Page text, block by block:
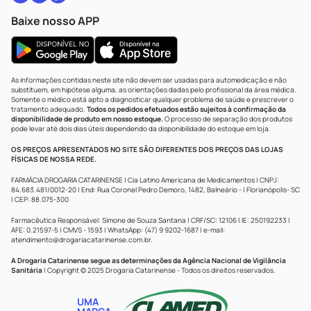
Baixe nosso APP
As informações contidas neste site não devem ser usadas para automedicação e não
substituem, em hipótese alguma, as orientações dadas pelo profissional da área médica.
Somente o médico está apto a diagnosticar qualquer problema de saúde e prescrever o
tratamento adequado. Todos os pedidos efetuados estão sujeitos à confirmação da
disponibilidade de produto em nosso estoque.O processo de separação dos produtos
pode levar até dois dias úteis dependendo da disponibilidade do estoque em loja.
OS PREÇOS APRESENTADOS NO SITE SÃO DIFERENTES DOS PREÇOS DAS LOJAS
FÍSICAS DE NOSSA REDE.
FARMÁCIA DROGARIA CATARINENSE | Cia Latino Americana de Medicamentos | CNPJ:
84.683.481/0012-20 | End: Rua Coronel Pedro Demoro, 1482, Balneário - | Florianópolis- SC
| CEP: 88.075-300
Farmacêutica Responsável: Simone de Souza Santana | CRF/SC: 12106 | IE: 250192233 |
AFE: 0.21597-5 | CMVS - 1593 | WhatsApp: (47) 9 9202-1687 | e-mail:
atendimento@drogariacatarinense.com.br.
A Drogaria Catarinense segue as determinações da Agência Nacional de Vigilância
Sanitária | Copyright © 2025 Drogaria Catarinense - Todos os direitos reservados.
UMA